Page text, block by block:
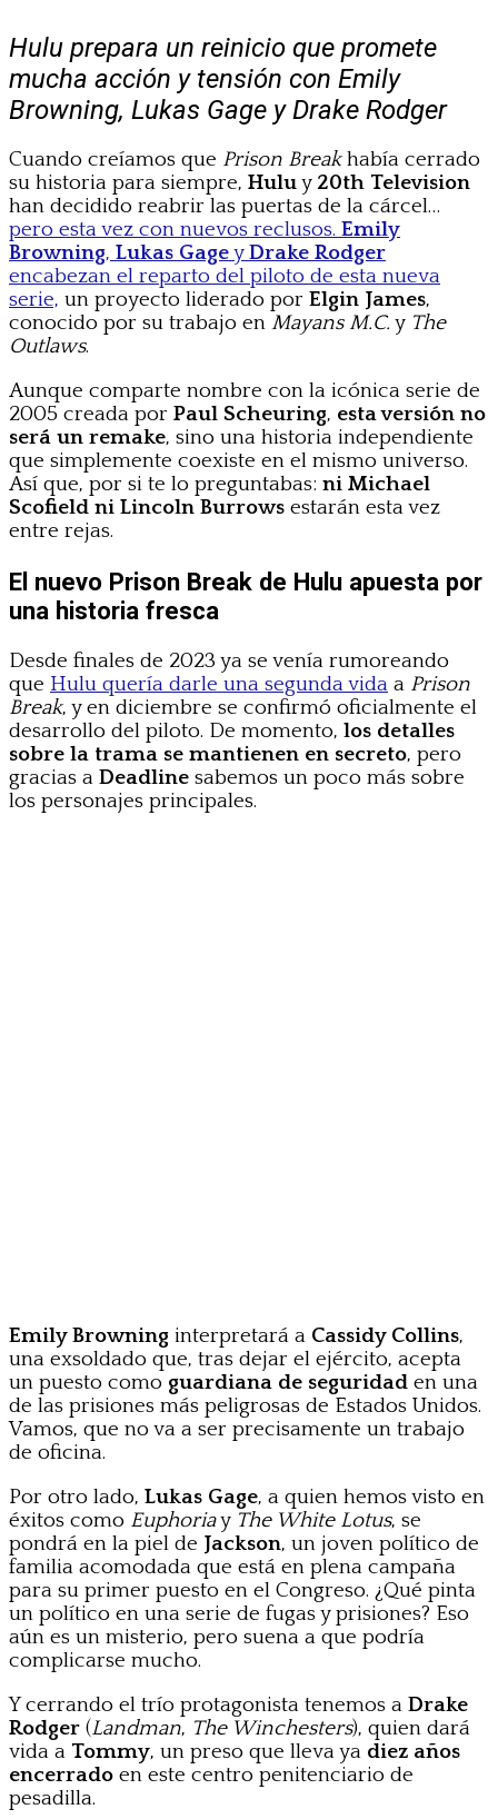
Hulu prepara un reinicio que promete
mucha acción y tensión con Emily
Browning, Lukas Gage y Drake Rodger
Cuando creíamos que Prison Breakhabía cerrado
su historia para siempre, Huluy 20th Television
han decidido reabrir las puertas de la cárcel…
pero esta vez con nuevos reclusos. Emily
Browning, Lukas GageyDrake Rodger
encabezan el reparto del piloto de esta nueva
serie, un proyecto liderado por Elgin James,
conocido por su trabajo en Mayans M.C. y The
Outlaws.
Aunque comparte nombre con la icónica serie de
2005 creada por Paul Scheuring, esta versión no
será un remake, sino una historia independiente
que simplemente coexiste en el mismo universo.
Así que, por si te lo preguntabas: ni Michael
Scofield ni Lincoln Burrows estarán esta vez
entre rejas.
El nuevo Prison Break de Hulu apuesta por
una historia fresca
Desde finales de 2023 ya se venía rumoreando
que Hulu quería darle una segunda vida a Prison
Break, y en diciembre se confirmó oficialmente el
desarrollo del piloto. De momento, los detalles
sobre la trama se mantienen en secreto, pero
gracias a Deadline sabemos un poco más sobre
los personajes principales.
Emily Browning interpretará a Cassidy Collins,
una exsoldado que, tras dejar el ejército, acepta
un puesto como guardiana de seguridad en una
de las prisiones más peligrosas de Estados Unidos.
Vamos, que no va a ser precisamente un trabajo
de oficina.
Por otro lado, Lukas Gage, a quien hemos visto en
éxitos como Euphoriay The White Lotus, se
pondrá en la piel de Jackson, un joven político de
familia acomodada que está en plena campaña
para su primer puesto en el Congreso. ¿Qué pinta
un político en una serie de fugas y prisiones? Eso
aún es un misterio, pero suena a que podría
complicarse mucho.
Y cerrando el trío protagonista tenemos a Drake
Rodger (Landman, The Winchesters), quien dará
vida a Tommy, un preso que lleva ya diez años
encerrado en este centro penitenciario de
pesadilla.